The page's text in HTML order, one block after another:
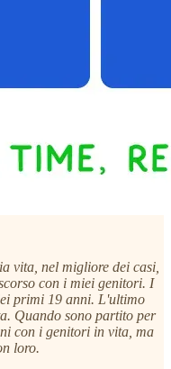
vita, nel migliore dei casi,
con i miei genitori. I
primi 19 anni. L'ultimo
Quando sono partito per
con i genitori in vita, ma
loro.